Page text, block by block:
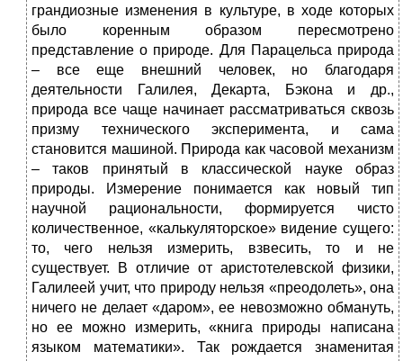
грандиозные изменения в культуре, в ходе которых
было коренным образом пересмотрено
представление о природе. Для Парацельса природа
– все еще внешний человек, но благодаря
деятельности Галилея, Декарта, Бэкона и др.,
природа все чаще начинает рассматриваться сквозь
призму технического эксперимента, и сама
становится машиной. Природа как часовой механизм
– таков принятый в классической науке образ
природы. Измерение понимается как новый тип
научной рациональности, формируется чисто
количественное, «калькуляторское» видение сущего:
то, чего нельзя измерить, взвесить, то и не
существует. В отличие от аристотелевской физики,
Галилеей учит, что природу нельзя «преодолеть», она
ничего не делает «даром», ее невозможно обмануть,
но ее можно измерить, «книга природы написана
языком математики». Так рождается знаменитая